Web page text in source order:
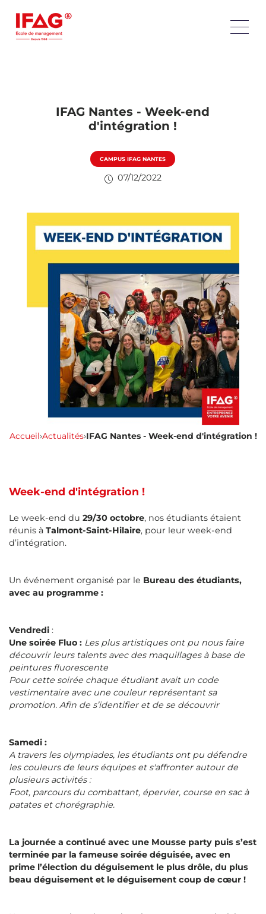
IFAG Nantes - Week-end
d'intégration !
CAMPUS IFAG NANTES
07/12/2022
Accueil›Actualités›IFAG Nantes - Week-end d'intégration !
Week-end d'intégration !
Le week-end du 29/30 octobre, nos étudiants étaient
réunis à Talmont-Saint-Hilaire, pour leur week-end
d’intégration.
Un événement organisé par le Bureau des étudiants,
avec au programme :
Vendredi :
Une soirée Fluo : Les plus artistiques ont pu nous faire
découvrir leurs talents avec des maquillages à base de
peintures fluorescente
Pour cette soirée chaque étudiant avait un code
vestimentaire avec une couleur représentant sa
promotion. Afin de s’identifier et de se découvrir
Samedi :
A travers les olympiades, les étudiants ont pu défendre
les couleurs de leurs équipes et s'affronter autour de
plusieurs activités :
Foot, parcours du combattant, épervier, course en sac à
patates et chorégraphie.
La journée a continué avec une Mousse party puis s’est
terminée par la fameuse soirée déguisée, avec en
prime l’élection du déguisement le plus drôle, du plus
beau déguisement et le déguisement coup de cœur !